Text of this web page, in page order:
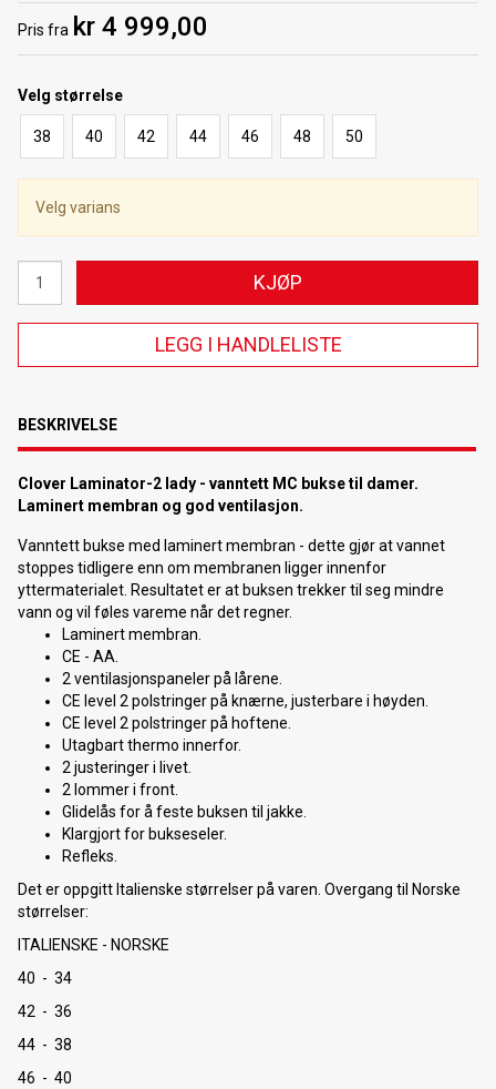
Pris fra kr 4 999,00
Velg størrelse
38 40 42 44 46 48 50
Velg varians
KJØP
LEGG I HANDLELISTE
BESKRIVELSE
Clover Laminator-2 lady - vanntett MC bukse til damer.
Laminert membran og god ventilasjon.
Vanntett bukse med laminert membran - dette gjør at vannet
stoppes tidligere enn om membranen ligger innenfor
yttermaterialet. Resultatet er at buksen trekker til seg mindre
vann og vil føles vareme når det regner.
Laminert membran.
CE - AA.
2 ventilasjonspaneler på lårene.
CE level 2 polstringer på knærne, justerbare i høyden.
CE level 2 polstringer på hoftene.
Utagbart thermo innerfor.
2 justeringer i livet.
2 lommer i front.
Glidelås for å feste buksen til jakke.
Klargjort for bukseseler.
Refleks.
Det er oppgitt Italienske størrelser på varen. Overgang til Norske
størrelser:
ITALIENSKE - NORSKE
40 - 34
42 - 36
44 - 38
46 - 40